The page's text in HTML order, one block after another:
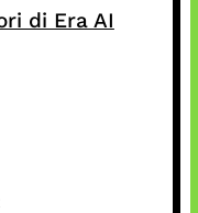
di Era AI